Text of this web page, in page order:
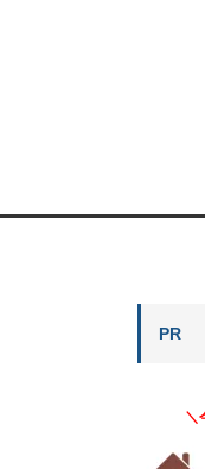
PR
＼